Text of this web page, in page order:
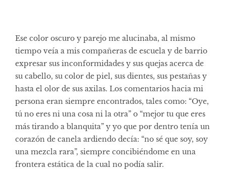
Ese color oscuro y parejo me alucinaba, al mismo
tiempo veía a mis compañeras de escuela y de barrio
expresar sus inconformidades y sus quejas acerca de
su cabello, su color de piel, sus dientes, sus pestañas y
hasta el olor de sus axilas. Los comentarios hacia mi
persona eran siempre encontrados, tales como: “Oye,
tú no eres ni una cosa ni la otra” o “mejor tu que eres
más tirando a blanquita” y yo que por dentro tenía un
corazón de canela ardiendo decía: “no sé que soy, soy
una mezcla rara”, siempre concibiéndome en una
frontera estática de la cual no podía salir.